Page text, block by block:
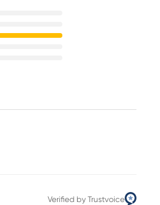
Verified by Trustvoice